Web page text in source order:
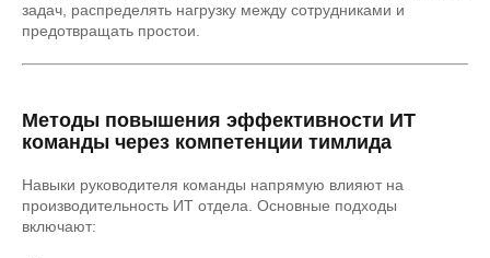
задач, распределять нагрузку между сотрудниками и
предотвращать простои.
Методы повышения эффективности ИТ
команды через компетенции тимлида
Навыки руководителя команды напрямую влияют на
производительность ИТ отдела. Основные подходы
включают: